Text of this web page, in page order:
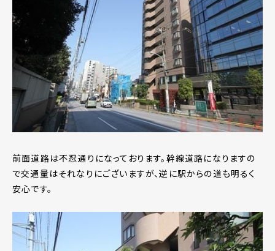
前面道路は不忍通りになっております。幹線道路になりますの
で交通量はそれなりにございますが、逆に駅からの道も明るく
安心です。